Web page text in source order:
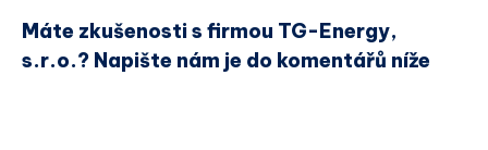
Máte zkušenosti s firmou TG-Energy,
s.r.o.? Napište nám je do komentářů níže